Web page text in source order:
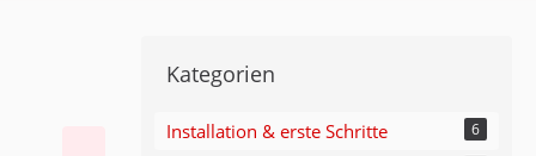
Kategorien
Installation & erste Schritte 6